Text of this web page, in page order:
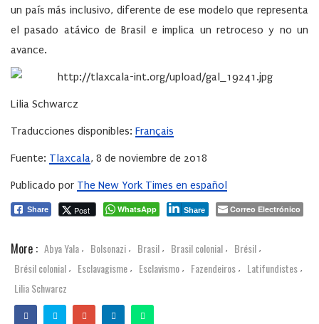
un país más inclusivo, diferente de ese modelo que representa
el pasado atávico de Brasil e implica un retroceso y no un
avance.
Lilia Schwarcz
Traducciones disponibles: Français
Fuente: Tlaxcala, 8 de noviembre de 2018
Publicado por The New York Times en español
Share Post WhatsApp Share Correo Electrónico
More : Abya Yala , Bolsonazi , Brasil , Brasil colonial , Brésil ,
Brésil colonial , Esclavagisme , Esclavismo , Fazendeiros , Latifundistes ,
Lilia Schwarcz